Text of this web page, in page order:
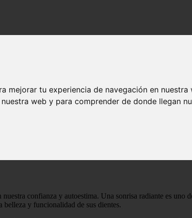
mejorar tu experiencia de navegación en
web y para comprender de donde llegan
radiante - Salud dental
una sonrisa radiante - Salud dental
confianza y autoestima. Una sonrisa radiante es uno
belleza y funcionalidad de sus dientes.